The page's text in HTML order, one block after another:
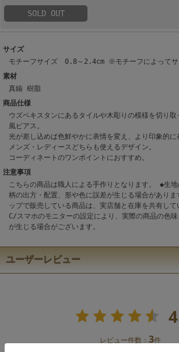
SOLD OUT
サイズ
モチーフサイズ 0.8～2.4cm ※モチーフによってサ
素材
真鍮 樹脂
商品仕様
ウズベキスタンにあるタイルや木彫りの模様を切り
風ピアス。
光が差し込めば色鮮やかに表情を変え、より印象的に
メンズ・レディースどちらも使えるデザイン。
コーディネートのワンポイントにおすすめ。
注意事項
こちらの商品は職人による手作りとなります。 ◆生
柄の出方・配置、形や色に誤差が生じる場合があり
ップで販売している商品は、実店舗と在庫を共有し
C/スマホのモニターの設定により、実際の商品の色
が生じる場合がございます。
ユーザーレビュー
レビュー件数：3件